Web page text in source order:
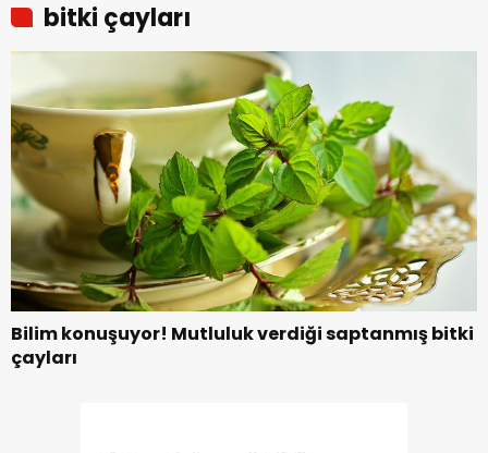
bitki çayları
Bilim konuşuyor! Mutluluk verdiği saptanmış bitki
çayları